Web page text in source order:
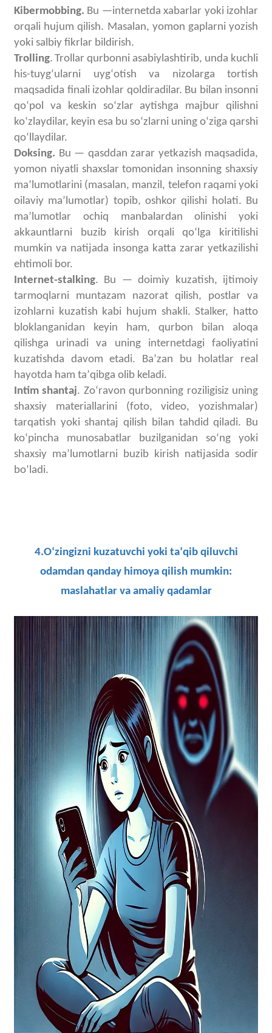
Kibermobbing. Bu —internetda xabarlar yoki izohlar
orqali hujum qilish. Masalan, yomon gaplarni yozish
yoki salbiy fikrlar bildirish.
Trolling. Trollar qurbonni asabiylashtirib, unda kuchli
his-tuygʻularni uygʻotish va nizolarga tortish
maqsadida finali izohlar qoldiradilar. Bu bilan insonni
qoʻpol va keskin soʻzlar aytishga majbur qilishni
koʻzlaydilar, keyin esa bu soʻzlarni uning oʻziga qarshi
qoʻllaydilar.
Doksing. Bu — qasddan zarar yetkazish maqsadida,
yomon niyatli shaxslar tomonidan insonning shaxsiy
maʼlumotlarini (masalan, manzil, telefon raqami yoki
oilaviy maʼlumotlar) topib, oshkor qilishi holati. Bu
maʼlumotlar ochiq manbalardan olinishi yoki
akkauntlarni buzib kirish orqali qoʻlga kiritilishi
mumkin va natijada insonga katta zarar yetkazilishi
ehtimoli bor.
Internet-stalking. Bu — doimiy kuzatish, ijtimoiy
tarmoqlarni muntazam nazorat qilish, postlar va
izohlarni kuzatish kabi hujum shakli.Stalker, hatto
bloklanganidan keyin ham, qurbon bilan aloqa
qilishga urinadi va uning internetdagi faoliyatini
kuzatishda davom etadi.
Baʼzan bu holatlar real
hayotda ham taʼqibga olib keladi.
Intim shantaj. Zoʻravon qurbonning roziligisiz uning
shaxsiy materiallarini (foto, video, yozishmalar)
tarqatish yoki shantaj qilish bilan tahdid qiladi. Bu
koʻpincha munosabatlar buzilganidan soʻng yoki
shaxsiy maʼlumotlarni buzib kirish natijasida sodir
boʻladi.
4.Oʻzingizni kuzatuvchi yoki taʼqib qiluvchi
odamdan qanday himoya qilish mumkin:
maslahatlar va amaliy qadamlar